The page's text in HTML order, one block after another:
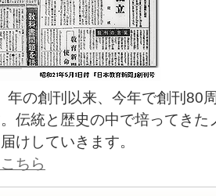
年の創刊以来、今年で創刊80
伝統と歴史の中で培ってきた
けしていきます。
ちら